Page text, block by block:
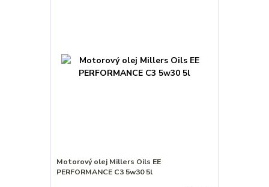
Motorový olej Millers Oils EE
PERFORMANCE C3 5w30 5l